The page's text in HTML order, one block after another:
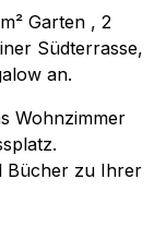
Garten , 2
Südterrasse,
an.
Wohnzimmer
Bücher zu Ihrer